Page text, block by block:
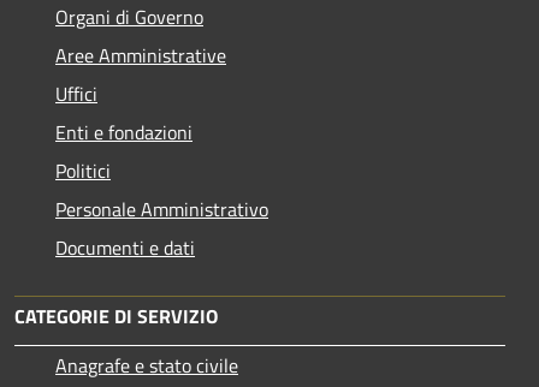
Organi di Governo
Aree Amministrative
Uffici
Enti e fondazioni
Politici
Personale Amministrativo
Documenti e dati
CATEGORIE DI SERVIZIO
Anagrafe e stato civile